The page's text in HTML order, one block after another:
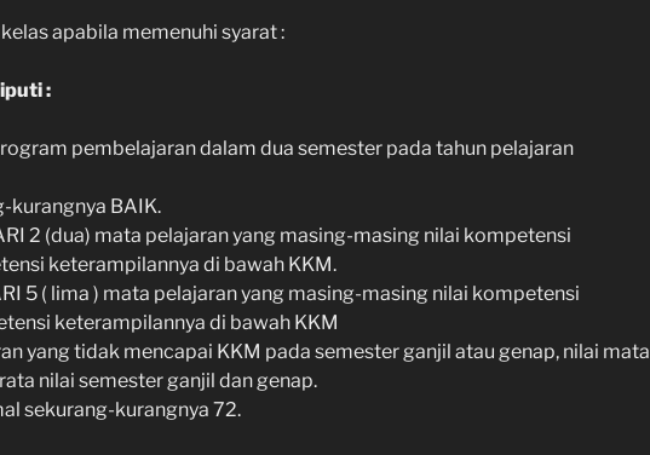
apabila memenuhi syarat :
:
pembelajaran dalam dua semester pada tahun pelajaran
kurangnya BAIK.
2 (dua) mata pelajaran yang masing-masing nilai kompetensi
keterampilannya di bawah KKM.
5 ( lima ) mata pelajaran yang masing-masing nilai kompetensi
keterampilannya di bawah KKM
yang tidak mencapai KKM pada semester ganjil atau genap, nilai mata
nilai semester ganjil dan genap.
sekurang-kurangnya 72.